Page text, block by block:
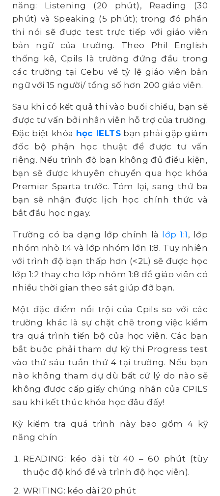
năng: Listening (20 phút), Reading (30
phút) và Speaking (5 phút); trong đó phần
thi nói sẽ được test trực tiếp với giáo viên
bản ngữ của trường. Theo Phil English
thống kê, Cpils là trường đứng đầu trong
các trường tại Cebu về tỷ lệ giáo viên bản
ngữ với 15 người/ tổng số hơn 200 giáo viên.
Sau khi có kết quả thi vào buổi chiều, bạn sẽ
được tư vấn bởi nhân viên hỗ trợ của trường.
Đặc biệt khóa học IELTSbạn phải gặp giám
đốc bộ phận học thuật để được tư vấn
riêng. Nếu trình độ bạn không đủ điều kiện,
bạn sẽ được khuyên chuyển qua học khóa
Premier Sparta trước. Tóm lại, sang thứ ba
bạn sẽ nhận được lịch học chính thức và
bắt đầu học ngay.
Trường có ba dạng lớp chính là lớp 1:1 , lớp
nhóm nhò 1:4 và lớp nhóm lớn 1:8. Tuy nhiên
với trình độ bạn thấp hơn (<2L) sẽ được học
lớp 1:2 thay cho lớp nhóm 1:8 để giáo viên có
nhiều thời gian theo sát giúp đỡ bạn.
Một đặc điểm nổi trội của Cpils so với các
trường khác là sự chặt chẽ trong việc kiểm
tra quá trình tiến bộ của học viên. Các bạn
bắt buộc phải tham dự kỳ thi Progress test
vào thứ sáu tuần thứ 4 tại trường. Nếu bạn
nào không tham dự dù bất cứ lý do nào sẽ
không được cấp giấy chứng nhận của CPILS
sau khi kết thúc khóa học đâu đấy!
Kỳ kiểm tra quá trình này bao gồm 4 kỹ
năng chín
READING: kéo dài từ 40 – 60 phút (tùy
thuộc độ khó đề và trình độ học viên).
WRITING: kéo dài 20 phút